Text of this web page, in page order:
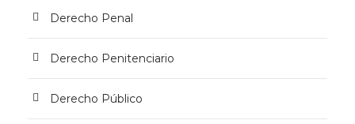
Derecho Penal
Derecho Penitenciario
Derecho Público